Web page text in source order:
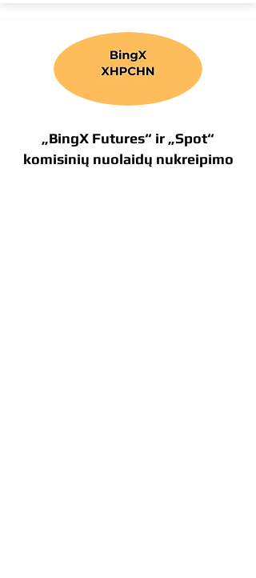
„BingX Futures“ ir „Spot“
komisinių nuolaidų nukreipimo